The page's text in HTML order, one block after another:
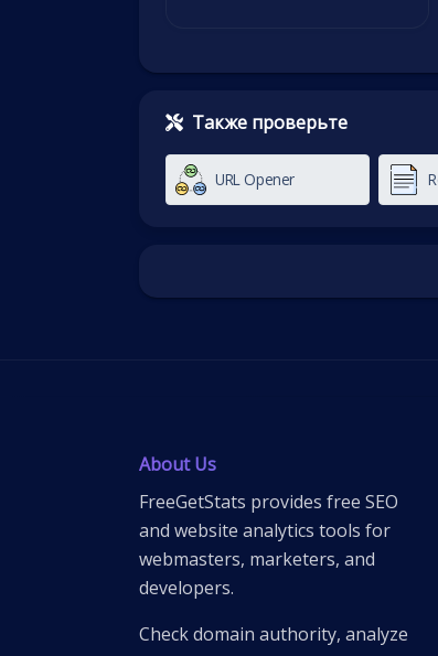
Также проверьте
URL Opener
About Us
FreeGetStats provides free SEO
and website analytics tools for
webmasters, marketers, and
developers.
Check domain authority, analyze